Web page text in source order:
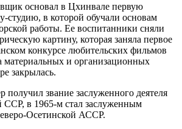
основал в Цхинвале первую
студию, в которой обучали основам
работы. Ее воспитанники сняли
картину, которая заняла первое
конкурсе любительских фильмов
материальных и организационных
закрылась.
получил звание заслуженного деятеля
ССР, в 1965-м стал заслуженным
Осетинской АССР.